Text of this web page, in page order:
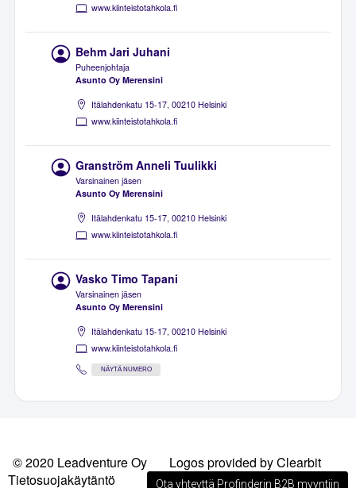
www.kiinteistotahkola.fi
Behm Jari Juhani
Puheenjohtaja
Asunto Oy Merensini
Itälahdenkatu 15-17, 00210 Helsinki
www.kiinteistotahkola.fi
Granström Anneli Tuulikki
Varsinainen jäsen
Asunto Oy Merensini
Itälahdenkatu 15-17, 00210 Helsinki
www.kiinteistotahkola.fi
Vasko Timo Tapani
Varsinainen jäsen
Asunto Oy Merensini
Itälahdenkatu 15-17, 00210 Helsinki
www.kiinteistotahkola.fi
NÄYTÄ NUMERO
© 2020 Leadventure Oy
Logos provided by Clearbit
Tietosuojakäytäntö
Ota yhteyttä Profinderin B2B myyntiin